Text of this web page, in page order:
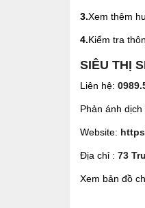
3.Xem thêm
4.Kiểm tra
SIÊU THỊ
Liên hệ:
Phản ánh dịch
Website:
Địa chỉ : 73
Xem bản đồ